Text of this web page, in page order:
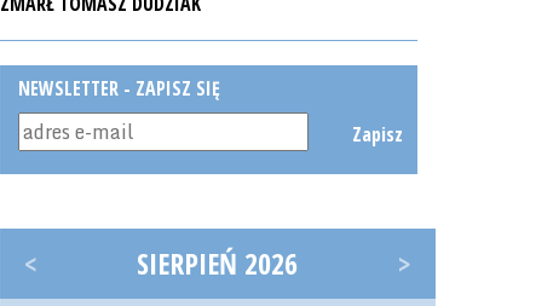
NEWSLETTER - ZAPISZ SIĘ
Zapisz
< SIERPIEŃ 2026 >